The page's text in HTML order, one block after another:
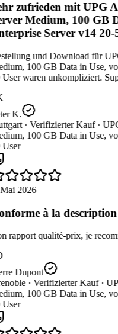
zufrieden mit UPG
Medium, 100 GB
Server v14 20-
und Download für
100 GB Data in Use,
waren unkompliziert.
K.
· Verifizierter Kauf ·
100 GB Data in Use,
2026
à la description
rapport qualité-prix, je
Dupont
· Verifizierter Kauf ·
100 GB Data in Use,